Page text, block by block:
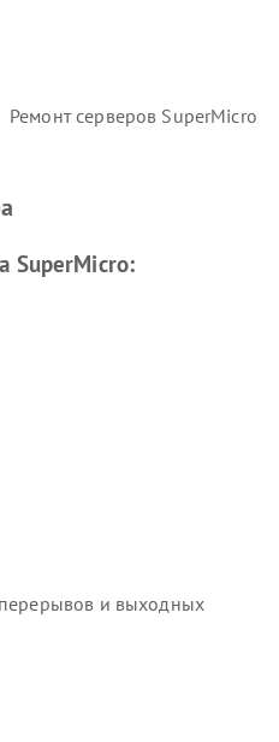
Ремонт серверов SuperMicro
SuperMicro:
и выходных